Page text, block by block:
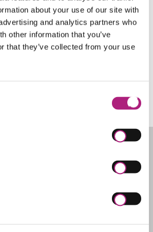
about your use of our site with
and analytics partners who
other information that you’ve
that they’ve collected from your use
2025